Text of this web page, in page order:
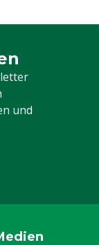
und
Newsletter